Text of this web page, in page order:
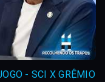
- SCI X GRÊMIO